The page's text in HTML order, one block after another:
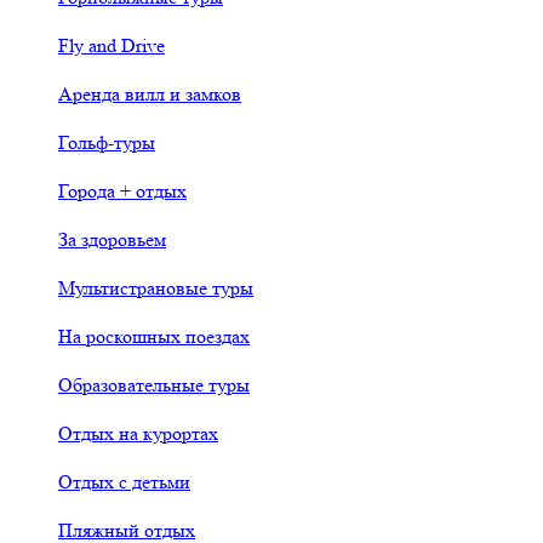
Fly and Drive
Аренда вилл и замков
Гольф-туры
Города + отдых
За здоровьем
Мультистрановые туры
На роскошных поездах
Образовательные туры
Отдых на курортах
Отдых с детьми
Пляжный отдых